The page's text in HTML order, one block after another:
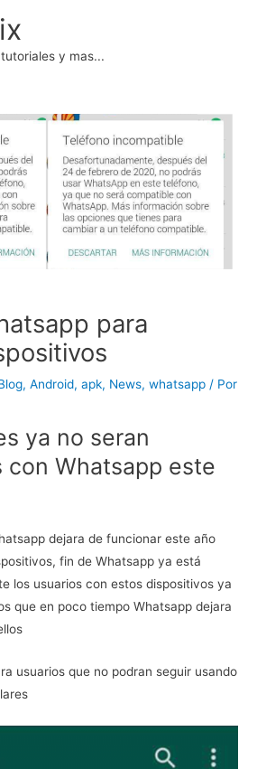
y mas...
para
,Android,apk, News,whatsapp / Por
ya no seran
con Whatsapp este
dejara de funcionar este año
fin de Whatsapp ya está
los usuarios con estos dispositivos ya
que en poco tiempo Whatsapp dejara
usuarios que no podran seguir usando